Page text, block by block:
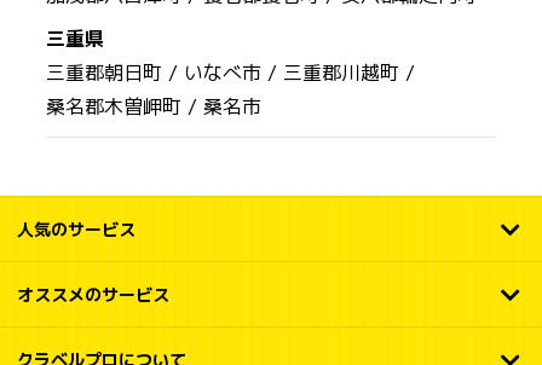
三重県
三重郡朝日町 / いなべ市 / 三重郡川越町 /
桑名郡木曽岬町 / 桑名市
人気のサービス
オススメのサービス
クラベルプロについて